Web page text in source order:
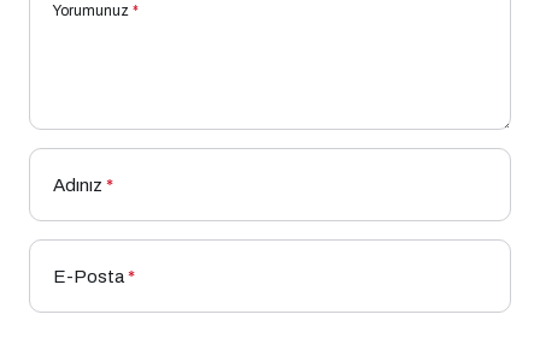
Yorumunuz *
Adınız *
E-Posta*